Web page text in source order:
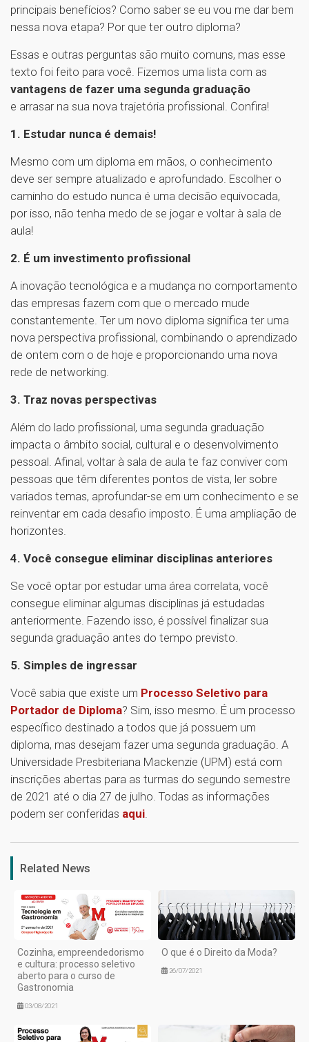
principais benefícios? Como saber se eu vou me dar bem
nessa nova etapa? Por que ter outro diploma?
Essas e outras perguntas são muito comuns, mas esse
texto foi feito para você. Fizemos uma lista com as
vantagens de fazer uma segunda graduação
e arrasar na sua nova trajetória profissional. Confira!
1. Estudar nunca é demais!
Mesmo com um diploma em mãos, o conhecimento
deve ser sempre atualizado e aprofundado. Escolher o
caminho do estudo nunca é uma decisão equivocada,
por isso, não tenha medo de se jogar e voltar à sala de
aula!
2. É um investimento profissional
A inovação tecnológica e a mudança no comportamento
das empresas fazem com que o mercado mude
constantemente. Ter um novo diploma significa ter uma
nova perspectiva profissional, combinando o aprendizado
de ontem com o de hoje e proporcionando uma nova
rede de networking.
3. Traz novas perspectivas
Além do lado profissional, uma segunda graduação
impacta o âmbito social, cultural e o desenvolvimento
pessoal. Afinal, voltar à sala de aula te faz conviver com
pessoas que têm diferentes pontos de vista, ler sobre
variados temas, aprofundar-se em um conhecimento e se
reinventar em cada desafio imposto. É uma ampliação de
horizontes.
4. Você consegue eliminar disciplinas anteriores
Se você optar por estudar uma área correlata, você
consegue eliminar algumas disciplinas já estudadas
anteriormente. Fazendo isso, é possível finalizar sua
segunda graduação antes do tempo previsto.
5. Simples de ingressar
Você sabia que existe um Processo Seletivo para
Portador de Diploma? Sim, isso mesmo. É um processo
específico destinado a todos que já possuem um
diploma, mas desejam fazer uma segunda graduação. A
Universidade Presbiteriana Mackenzie (UPM) está com
inscrições abertas para as turmas do segundo semestre
de 2021 até o dia 27 de julho. Todas as informações
podem ser conferidas aqui
Related News
Cozinha, empreendedorismo
e cultura: processo seletivo
aberto para o curso de
Gastronomia
03/08/2021
O que é o Direito da Moda?
26/07/2021